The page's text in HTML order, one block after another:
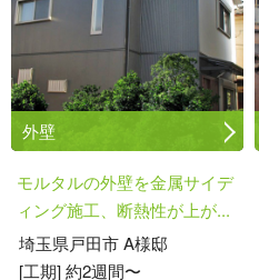
外壁
モルタルの外壁を金属サイデ
ィング施工、断熱性が上が...
埼玉県戸田市 A様邸
[工期] 約2週間〜